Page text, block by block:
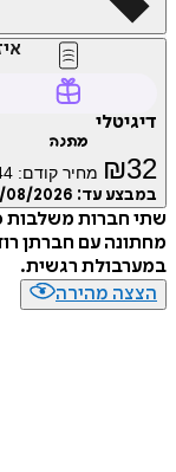
דיגיטלי
מתנה
₪32 מחיר קודם:
במבצע עד: 08/2026
שתי חברות משלבות
מחתונה עם חברתן
במערבולת רגשית.
הצצה מהירה